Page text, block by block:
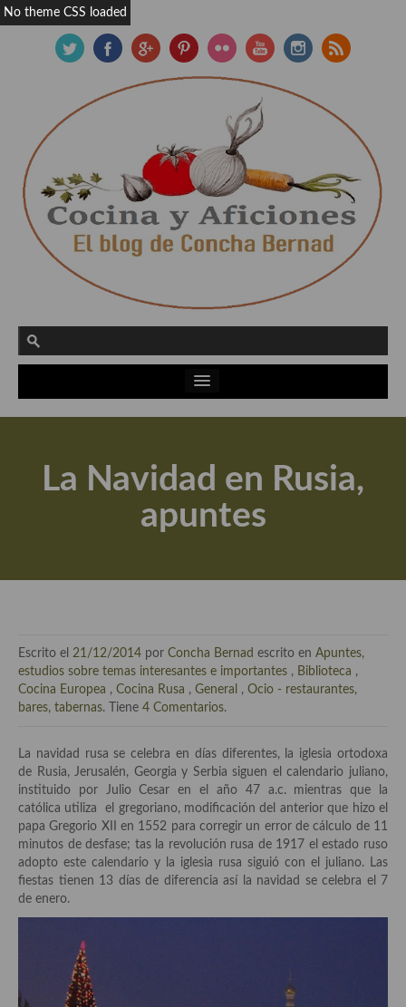
Actualidad y recomendaciones
Apuntes, estudios sobre temas interesantes e importantes
Aceite de Oliva Virgen Extra (AOVE)
El mundo del vino y las bebidas
Tiendas especiales
Especias, hierbas, condimentos, espesantes y aditivos
Historia de la gastronomía, platos celebres, cocineros, críticos,
historias culinarias y otras cosas
Origen y evolución de la comida
Protocolo y buenas maneras.
Ocio – restaurantes, bares, tabernas
Viajes eno-gastro-turísticos
La Navidad en Rusia,
apuntes
Escrito el 21/12/2014 por Concha Bernad escrito en Apuntes,
estudios sobre temas interesantes e importantes , Biblioteca ,
Cocina Europea , Cocina Rusa , General , Ocio - restaurantes,
bares, tabernas. Tiene 4 Comentarios.
La navidad rusa se celebra en días diferentes, la iglesia ortodoxa
de Rusia, Jerusalén, Georgia y Serbia siguen el calendario juliano,
instituido por Julio Cesar en el año 47 a.c. mientras que la
católica utiliza el gregoriano, modificación del anterior que hizo el
papa Gregorio XII en 1552 para corregir un error de cálculo de 11
minutos de desfase; tas la revolución rusa de 1917 el estado ruso
adopto este calendario y la iglesia rusa siguió con el juliano. Las
fiestas tienen 13 días de diferencia así la navidad se celebra el 7
de enero.
No theme CSS loaded